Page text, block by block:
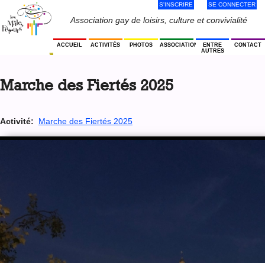
navigation
Association gay de loisirs, culture et convivialité
Menu
Utilisateur
S'INSCRIRE SE CONNECTER
ACCUEIL ACTIVITÉS PHOTOS ASSOCIATION
ENTRE
AUTRES
CONTACT
top
Marche des Fiertés 2025
Activité: Marche des Fiertés 2025